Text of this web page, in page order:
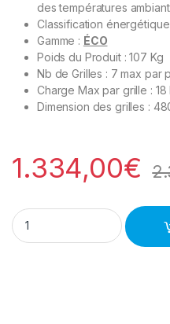
des températures
Classification énergétique
Gamme : ÉCO
Poids du Produit : 107 Kg
Nb de Grilles : 7 max par
Charge Max par grille : 18
Dimension des grilles :
1.334,00€
Table Positive compacte